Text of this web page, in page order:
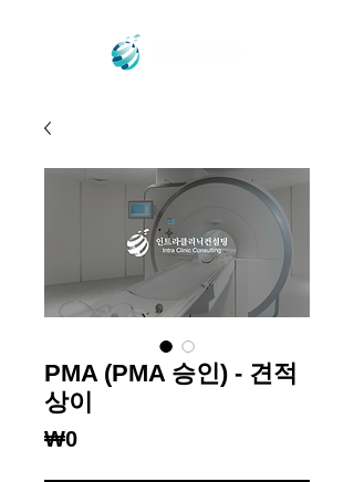
PMA (PMA 승인) - 견적
상이
₩0Price